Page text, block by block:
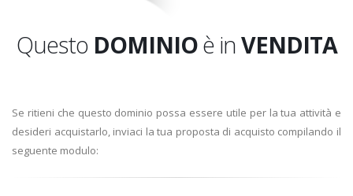
Questo DOMINIOè inVENDITA
Se ritieni che questo dominio possa essere utile per la tua attività e
desideri acquistarlo, inviaci la tua proposta di acquisto compilando il
seguente modulo: